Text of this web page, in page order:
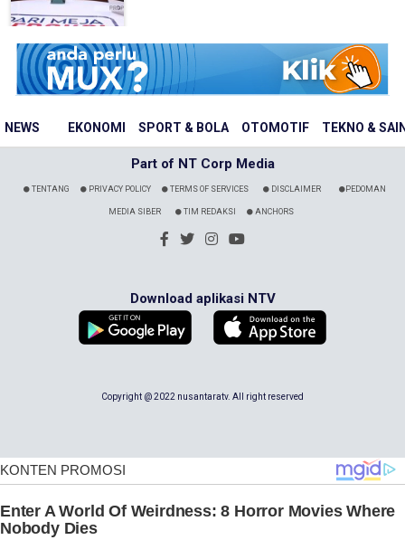
NEWS EKONOMI SPORT & BOLA OTOMOTIF TEKNO &
Part of NT Corp Media
TENTANG PRIVACY POLICY TERMS OF SERVICES DISCLAIMER PEDOMAN
MEDIA SIBER TIM REDAKSI ANCHORS
Download aplikasi NTV
Copyright @ 2022 nusantaratv. All right reserved